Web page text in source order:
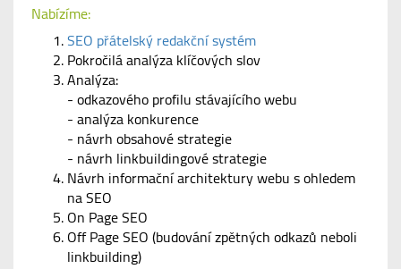
Nabízíme:
SEO přátelský redakční systém
Pokročilá analýza klíčových slov
Analýza:
- odkazového profilu stávajícího webu
- analýza konkurence
- návrh obsahové strategie
- návrh linkbuildingové strategie
Návrh informační architektury webu s ohledem
na SEO
On Page SEO
Off Page SEO (budování zpětných odkazů neboli
linkbuilding)